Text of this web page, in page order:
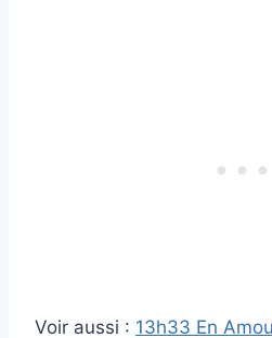
Voir aussi : 13h33 En